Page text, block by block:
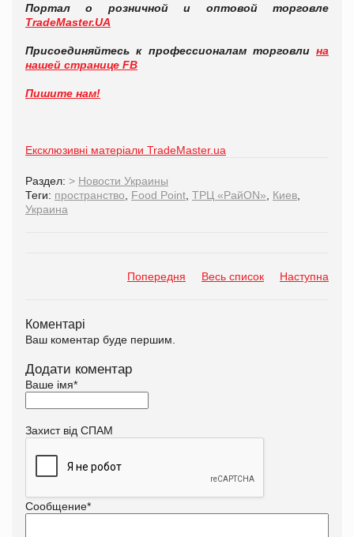
Портал о розничной и оптовой торговле
TradeMaster.UA
Присоединяйтесь к профессионалам торговли на
нашей странице FB
Пишите нам!
Ексклюзивні матеріали TradeMaster.ua
Раздел: > Новости Украины
Теги: пространство Food Point ТРЦ «РайОN» Киев
Украина
Попередня Весь список Наступна
Коментарі
Ваш коментар буде першим.
Додати коментар
Ваше імя*
Захист від СПАМ
Сообщение*